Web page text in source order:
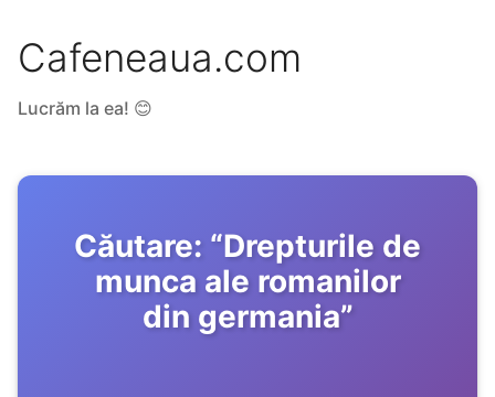
Cafeneaua.com
Lucrăm la ea! 😊
Căutare: “Drepturile de
munca ale romanilor
din germania”